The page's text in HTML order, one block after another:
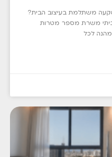
משתלמת בעיצוב הבית?
משרת מספר מטרות
לכל